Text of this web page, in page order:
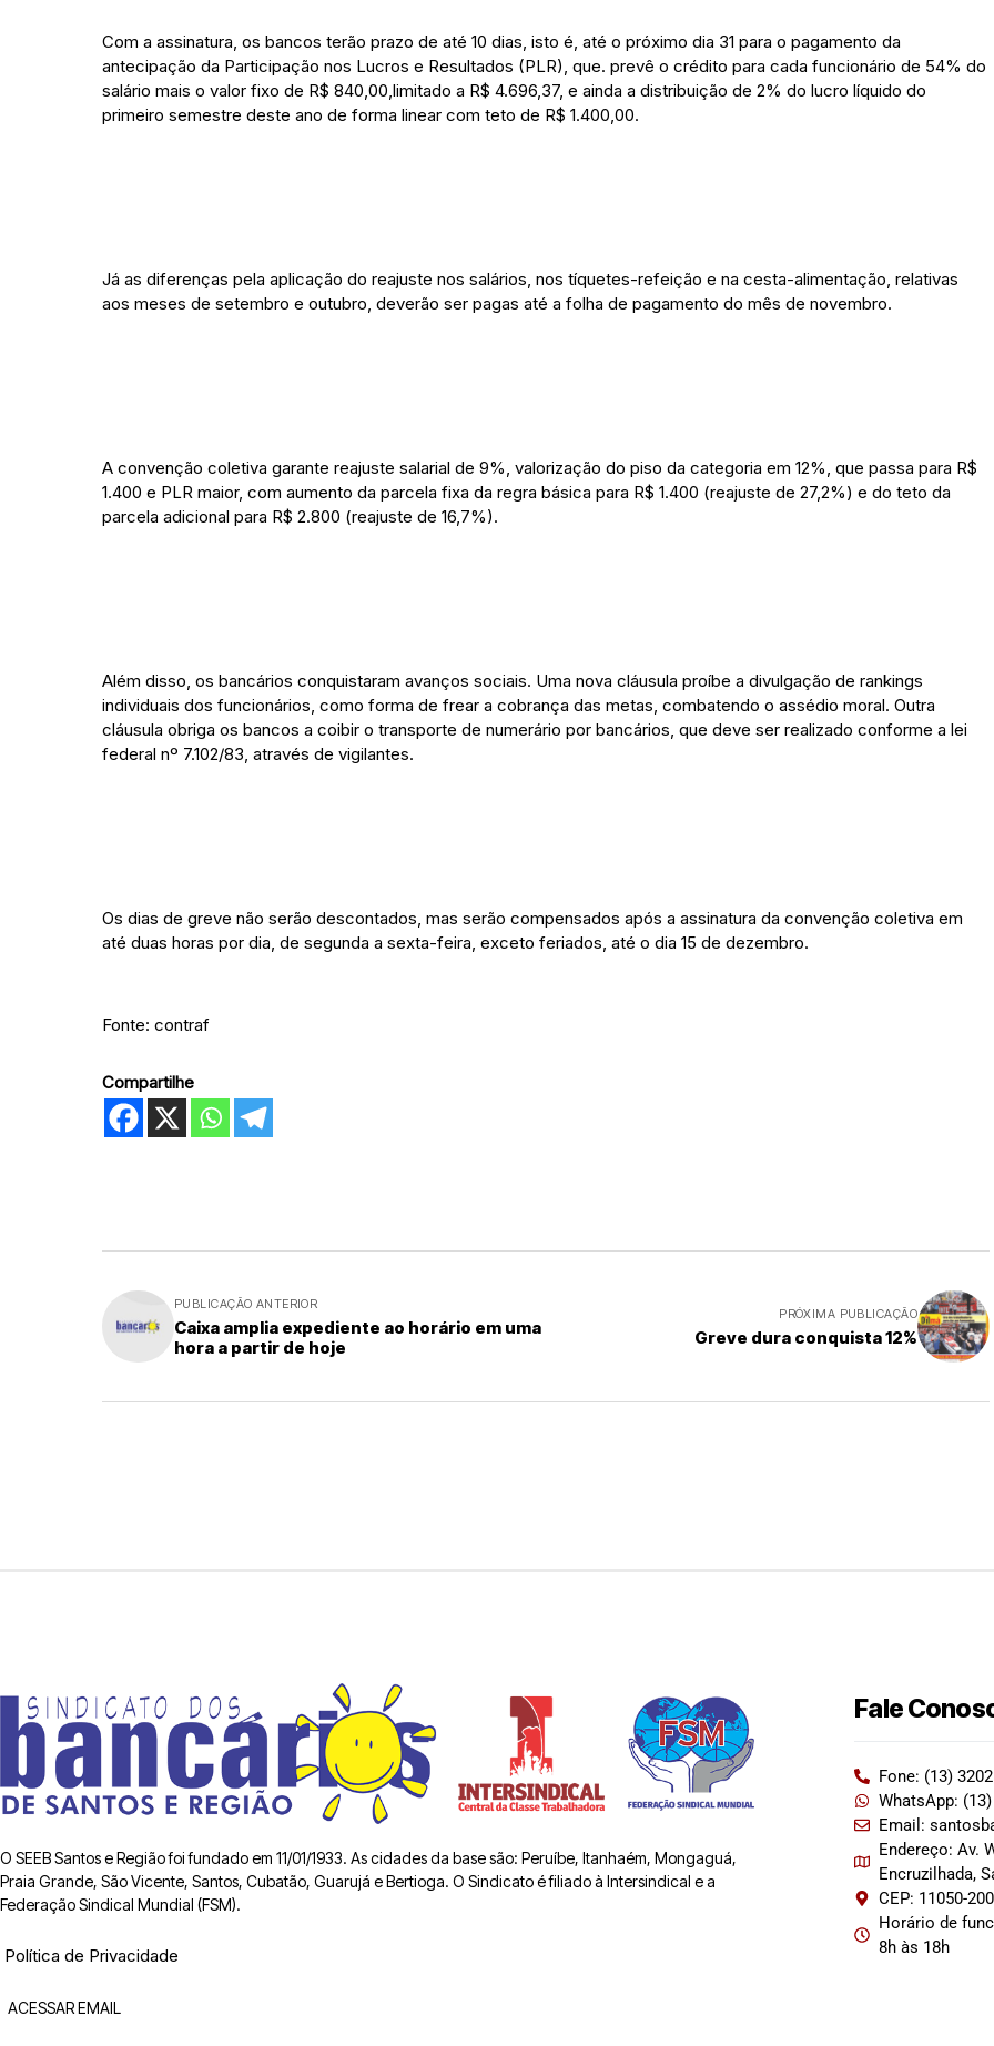
Com a assinatura, os bancos terão prazo de até 10 dias, isto é, até o próximo dia 31 para o pagamento da
antecipação da Participação nos Lucros e Resultados (PLR), que. prevê o crédito para cada funcionário de 54% do
salário mais o valor fixo de R$ 840,00,limitado a R$ 4.696,37, e ainda a distribuição de 2% do lucro líquido do
primeiro semestre deste ano de forma linear com teto de R$ 1.400,00.
Já as diferenças pela aplicação do reajuste nos salários, nos tíquetes-refeição e na cesta-alimentação, relativas
aos meses de setembro e outubro, deverão ser pagas até a folha de pagamento do mês de novembro.
A convenção coletiva garante reajuste salarial de 9%, valorização do piso da categoria em 12%, que passa para R$
1.400 e PLR maior, com aumento da parcela fixa da regra básica para R$ 1.400 (reajuste de 27,2%) e do teto da
parcela adicional para R$ 2.800 (reajuste de 16,7%).
Além disso, os bancários conquistaram avanços sociais. Uma nova cláusula proíbe a divulgação de rankings
individuais dos funcionários, como forma de frear a cobrança das metas, combatendo o assédio moral. Outra
cláusula obriga os bancos a coibir o transporte de numerário por bancários, que deve ser realizado conforme a lei
federal nº 7.102/83, através de vigilantes.
Os dias de greve não serão descontados, mas serão compensados após a assinatura da convenção coletiva em
até duas horas por dia, de segunda a sexta-feira, exceto feriados, até o dia 15 de dezembro.
Fonte: contraf
Compartilhe
PUBLICAÇÃO ANTERIOR
Caixa amplia expediente ao horário em uma
hora a partir de hoje
PRÓXIMA PUBLICAÇÃO
Greve dura conquista 12%
O SEEB Santos e Região foi fundado em 11/01/1933. As cidades da base são: Peruíbe, Itanhaém, Mongaguá,
Praia Grande, São Vicente, Santos, Cubatão, Guarujá e Bertioga. O Sindicato é filiado à Intersindical e a
Federação Sindical Mundial (FSM).
Política de Privacidade
ACESSAR EMAIL
Fale
Fone: (13)
WhatsApp:
Email:
Endereço: Av.
Encruzilhada,
CEP: 11050-200
Horário de
8h às 18h